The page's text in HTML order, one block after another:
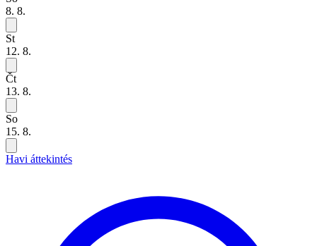
8. 8.
St
12. 8.
Čt
13. 8.
So
15. 8.
Havi áttekintés